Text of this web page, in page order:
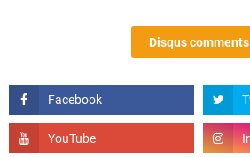
Disqus comments